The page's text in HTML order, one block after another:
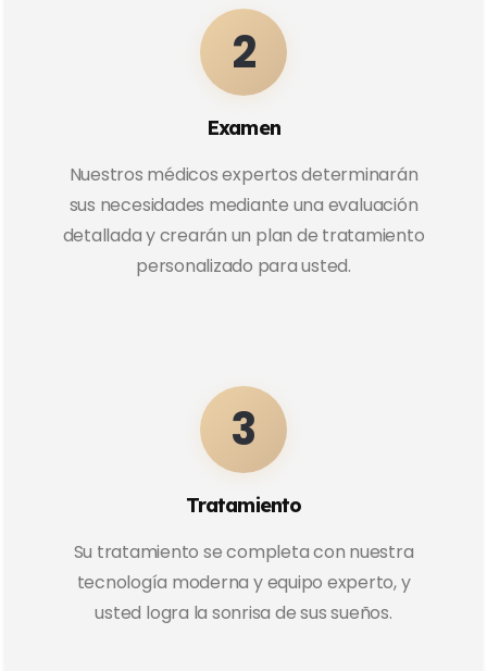
2
Examen
Nuestros médicos expertos determinarán
sus necesidades mediante una evaluación
detallada y crearán un plan de tratamiento
personalizado para usted.
3
Tratamiento
Su tratamiento se completa con nuestra
tecnología moderna y equipo experto, y
usted logra la sonrisa de sus sueños.